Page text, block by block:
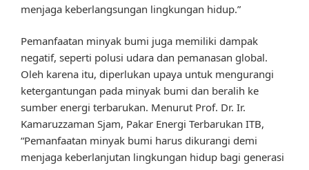
menjaga keberlangsungan lingkungan hidup.”
Pemanfaatan minyak bumi juga memiliki dampak
negatif, seperti polusi udara dan pemanasan global.
Oleh karena itu, diperlukan upaya untuk mengurangi
ketergantungan pada minyak bumi dan beralih ke
sumber energi terbarukan. Menurut Prof. Dr. Ir.
Kamaruzzaman Sjam, Pakar Energi Terbarukan ITB,
“Pemanfaatan minyak bumi harus dikurangi demi
menjaga keberlanjutan lingkungan hidup bagi generasi